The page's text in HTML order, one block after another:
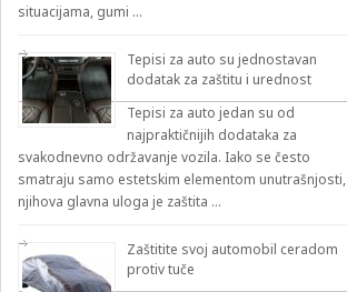
situacijama, gumi …
Tepisi za auto su jednostavan
dodatak za zaštitu i urednost
Tepisi za auto jedan su od
najpraktičnijih dodataka za
svakodnevno održavanje vozila. Iako se često
smatraju samo estetskim elementom unutrašnjosti,
njihova glavna uloga je zaštita …
Zaštitite svoj automobil ceradom
protiv tuče